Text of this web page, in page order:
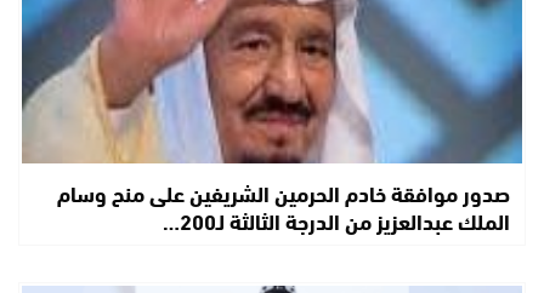
صدور موافقة خادم الحرمين الشريفين على منح وسام
الملك عبدالعزيز من الدرجة الثالثة لـ200…